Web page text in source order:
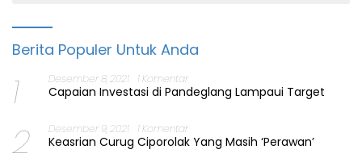
Berita Populer Untuk Anda
1 Desember 8, 2021 1 Komentar
Capaian Investasi di Pandeglang Lampaui Target
2 Desember 9, 2021 1 Komentar
Keasrian Curug Ciporolak Yang Masih ‘Perawan’